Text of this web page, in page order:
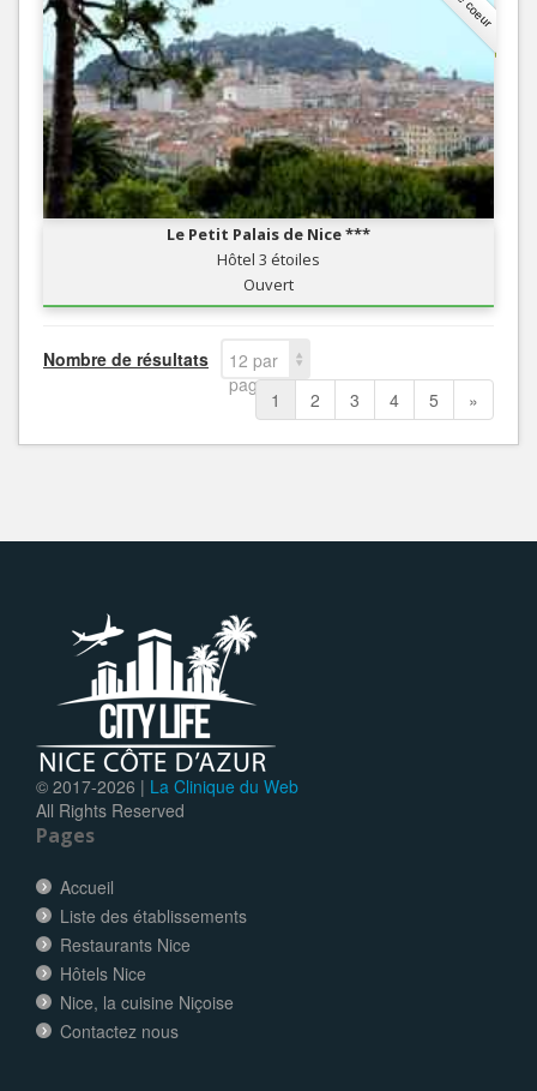
Le Petit Palais de Nice ***
Hôtel 3 étoiles
Ouvert
Nombre de résultats
12 par
page
1 2 3 4 5 »
© 2017-2026 | La Clinique du Web
All Rights Reserved
Pages
Accueil
Liste des établissements
Restaurants Nice
Hôtels Nice
Nice, la cuisine Niçoise
Contactez nous